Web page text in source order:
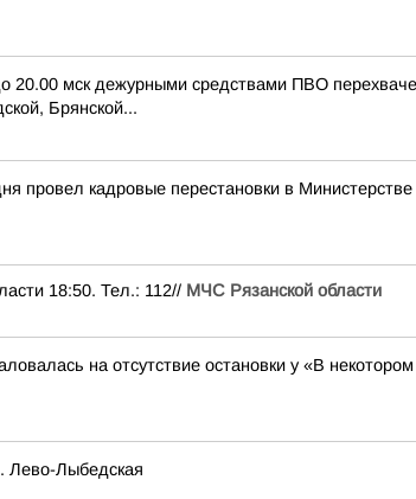
20.00 мск дежурными средствами ПВО
Брянской...
провел кадровые перестановки в
18:50. Тел.: 112// МЧС Рязанской области
на отсутствие остановки у «В
Лево-Лыбедская